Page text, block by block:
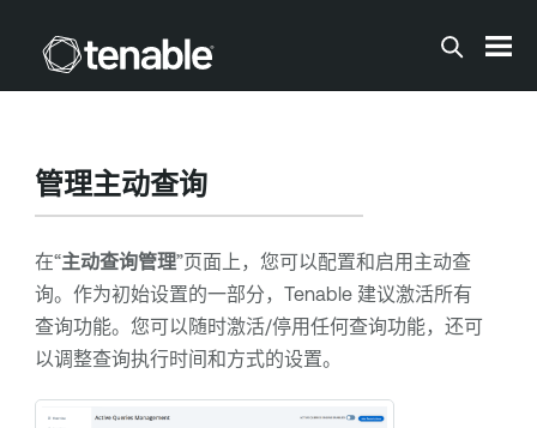
管理主动查询
在“主动查询管理”页面上，您可以配置和启用主动查
询。作为初始设置的一部分， Tenable建议激活所有
查询功能。您可以随时激活/停用任何查询功能，还可
以调整查询执行时间和方式的设置。